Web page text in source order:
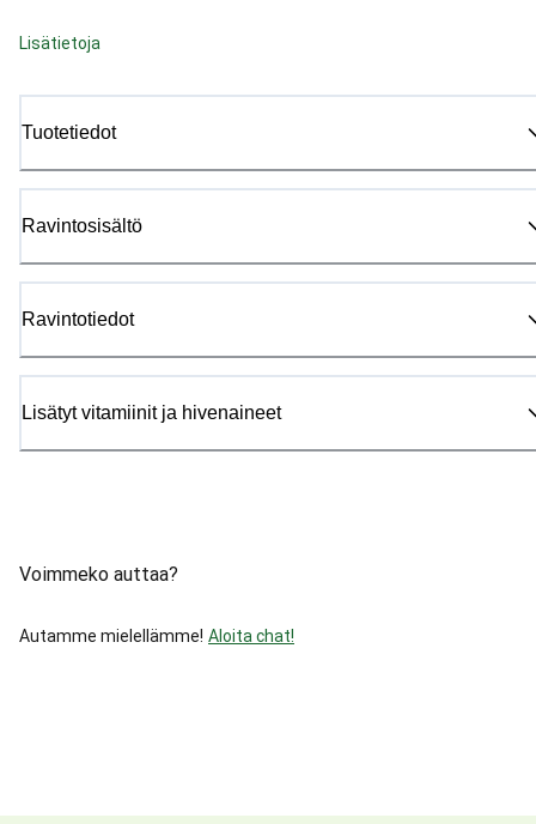
Lisätietoja
Tuotetiedot
Ravintosisältö
Ravintotiedot
Lisätyt vitamiinit ja hivenaineet
Voimmeko auttaa?
Autamme mielellämme! Aloita chat!